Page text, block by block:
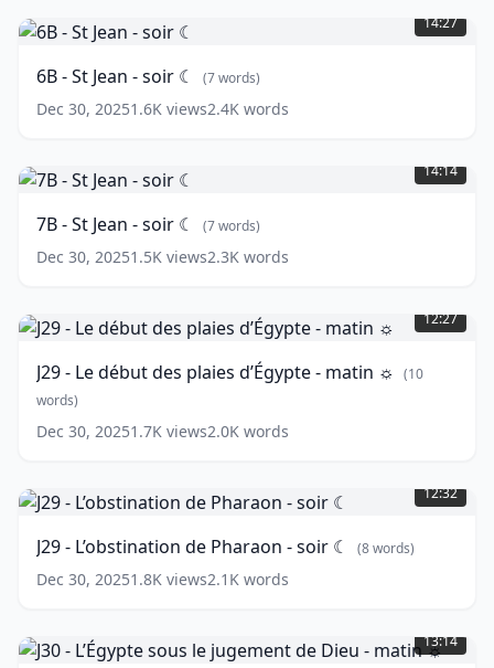
-
St
soir
14:27
6B - St Jean - soir ☾ (7words)
Dec 30, 20251.6K views2.4K words
-
St
soir
14:14
7B - St Jean - soir ☾ (7words)
Dec 30, 20251.5K views2.3K words
-
Le
des
plaies
d’Égypte
☼
words)
12:27
J29 - Le début des plaies d’Égypte - matin ☼ (10
words)
Dec 30, 20251.7K views2.0K words
-
L’obstination
Pharaon
words)
12:32
J29 - L’obstination de Pharaon - soir ☾ (8words)
Dec 30, 20251.8K views2.1K words
-
L’Égypte
13:14